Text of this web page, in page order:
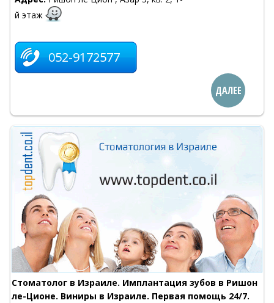
й этаж
052-9172577
ДАЛЕЕ
Стоматолог в Израиле. Имплантация зубов в Ришон
ле-Ционе. Виниры в Израиле. Первая помощь 24/7.